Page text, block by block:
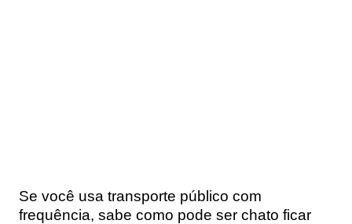
Se você usa transporte público com
frequência, sabe como pode ser chato ficar